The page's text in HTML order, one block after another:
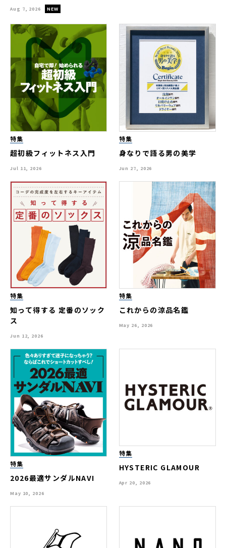
Aug 7, 2026
特集
超初級フィットネス入門
Jul 11, 2026
特集
身なりで語る男の美学
Jun 27, 2026
特集
知って得する 定番のソック
ス
Jun 12, 2026
特集
これからの涼品名鑑
May 26, 2026
特集
2026最適サンダルNAVI
May 10, 2026
特集
HYSTERIC GLAMOUR
Apr 20, 2026